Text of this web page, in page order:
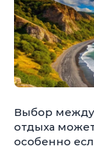
Выбор
отдыха
особенно